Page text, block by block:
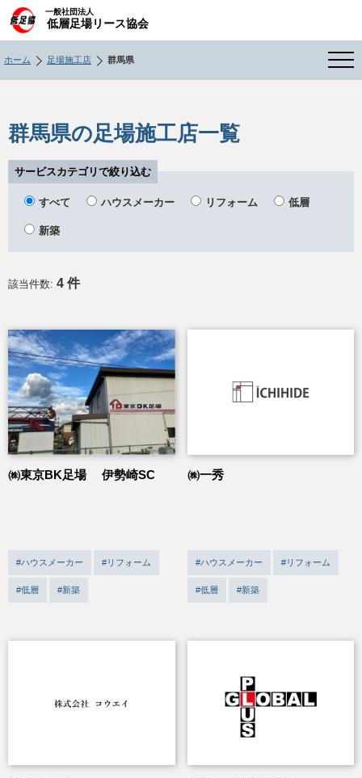
一般社団法人
低層足場リース協会
ホーム 足場施工店 群馬県
群馬県の足場施工店一覧
サービスカテゴリで絞り込む
すべて ハウスメーカー リフォーム 低層
新築
該当件数: 4 件
㈱東京BK足場 伊勢崎SC
#ハウスメーカー #リフォーム
#低層 #新築
㈱一秀
#ハウスメーカー #リフォーム
#低層 #新築